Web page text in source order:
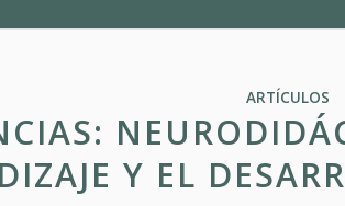
ARTÍCULOS
Y EL